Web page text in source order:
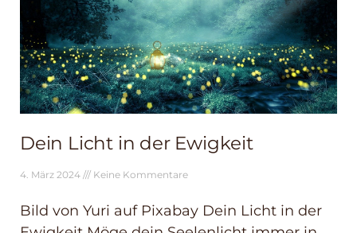
Dein Licht in der Ewigkeit
4. März 2024 Keine Kommentare
Bild von Yuri auf Pixabay Dein Licht in der